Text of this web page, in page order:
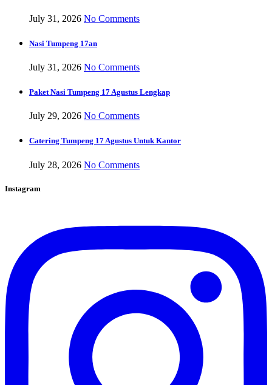
July 31, 2026 No Comments
Nasi Tumpeng 17an
July 31, 2026 No Comments
Paket Nasi Tumpeng 17 Agustus Lengkap
July 29, 2026 No Comments
Catering Tumpeng 17 Agustus Untuk Kantor
July 28, 2026 No Comments
Instagram